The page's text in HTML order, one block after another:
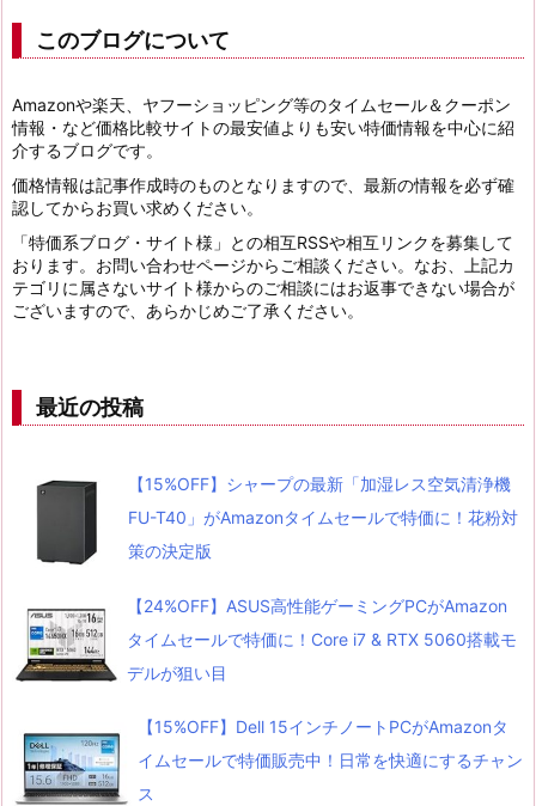
このブログについて
Amazonや楽天、ヤフーショッピング等のタイムセール＆クーポン
情報・など価格比較サイトの最安値よりも安い特価情報を中心に紹
介するブログです。
価格情報は記事作成時のものとなりますので、最新の情報を必ず確
認してからお買い求めください。
「特価系ブログ・サイト様」との相互RSSや相互リンクを募集して
おります。お問い合わせページからご相談ください。なお、上記カ
テゴリに属さないサイト様からのご相談にはお返事できない場合が
ございますので、あらかじめご了承ください。
最近の投稿
【15%OFF】シャープの最新「加湿レス空気清浄機
FU-T40」がAmazonタイムセールで特価に！花粉対
策の決定版
【24%OFF】ASUS高性能ゲーミングPCがAmazon
タイムセールで特価に！Core i7 & RTX 5060搭載モ
デルが狙い目
【15%OFF】Dell 15インチノートPCがAmazonタ
イムセールで特価販売中！日常を快適にするチャン
ス